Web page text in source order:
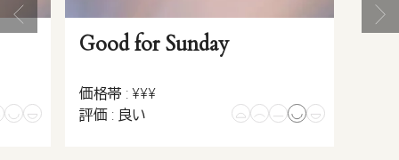
Good for Sunday
価格帯 : ¥¥¥
評価 : 良い